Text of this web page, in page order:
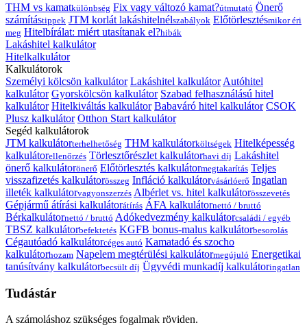
THM vs kamatkülönbség Fix vagy változó kamat?útmutató Önerő
számítástippek JTM korlát lakáshitelnélszabályok Előtörlesztésmikor éri
meg Hitelbírálat: miért utasítanak el?hibák
Lakáshitel kalkulátor
Hitelkalkulátor
Kalkulátorok
Személyi kölcsön kalkulátor Lakáshitel kalkulátor Autóhitel
kalkulátor Gyorskölcsön kalkulátor Szabad felhasználású hitel
kalkulátor Hitelkiváltás kalkulátor Babaváró hitel kalkulátor CSOK
Plusz kalkulátor Otthon Start kalkulátor
Segéd kalkulátorok
JTM kalkulátorterhelhetőség THM kalkulátorköltségek Hitelképesség
kalkulátorellenőrzés Törlesztőrészlet kalkulátorhavi díj Lakáshitel
önerő kalkulátorönerő Előtörlesztés kalkulátormegtakarítás Teljes
visszafizetés kalkulátorösszeg Infláció kalkulátorvásárlóerő Ingatlan
illeték kalkulátorvagyonszerzés Albérlet vs. hitel kalkulátorösszevetés
Gépjármű átírási kalkulátorátírás ÁFA kalkulátornettó / bruttó
Bérkalkulátornettó / bruttó Adókedvezmény kalkulátorcsaládi / egyéb
TBSZ kalkulátorbefektetés KGFB bonus-malus kalkulátorbesorolás
Cégautóadó kalkulátorcéges autó Kamatadó és szocho
kalkulátorhozam Napelem megtérülési kalkulátormegújuló Energetikai
tanúsítvány kalkulátorbecsült díj Ügyvédi munkadíj kalkulátoringatlan
Tudástár
A számoláshoz szükséges fogalmak röviden.